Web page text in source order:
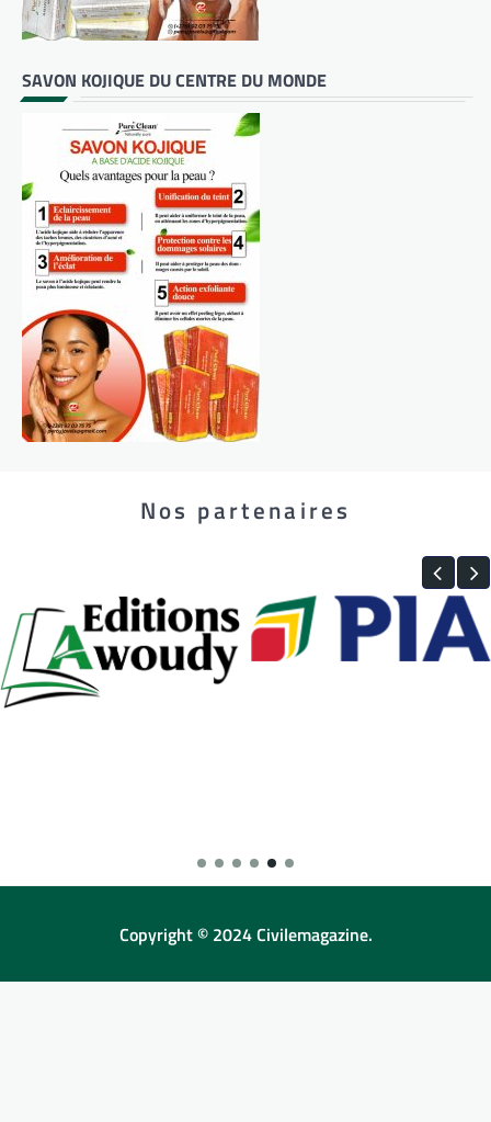
SAVON KOJIQUE DU CENTRE DU MONDE
Nos partenaires
Copyright © 2024 Civilemagazine.